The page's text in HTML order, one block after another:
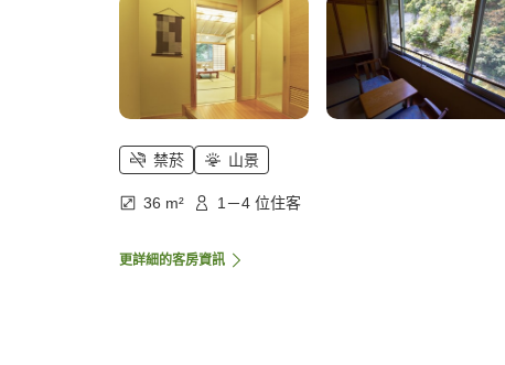
禁菸 山景
36 m² 1－4 位住客
更詳細的客房資訊